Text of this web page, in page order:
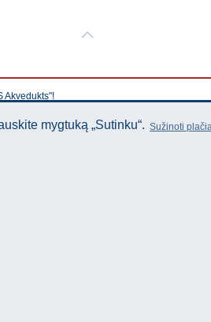
Akvedukts"!
mygtuką „Sutinku“. Sužinoti